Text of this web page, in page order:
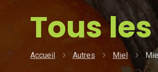
Tous
Accueil Autres Miel